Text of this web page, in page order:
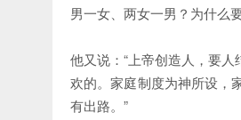
男一女、两女一男？为什么
他又说：“上帝创造人，要
欢的。家庭制度为神所设，
有出路。”